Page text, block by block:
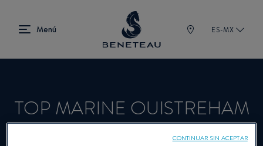
ES-MX
TOP MARINE OUISTREHAM
CONTINUAR SIN ACEPTAR